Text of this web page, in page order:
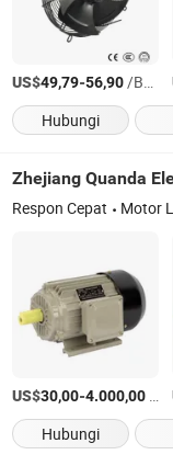
US$49,79-56,90/Bagian
Hubungi
Zhejiang Quanda
Respon Cepat Motor Listrik, Pompa Air, Motor
US$30,00-4.000,00
Hubungi